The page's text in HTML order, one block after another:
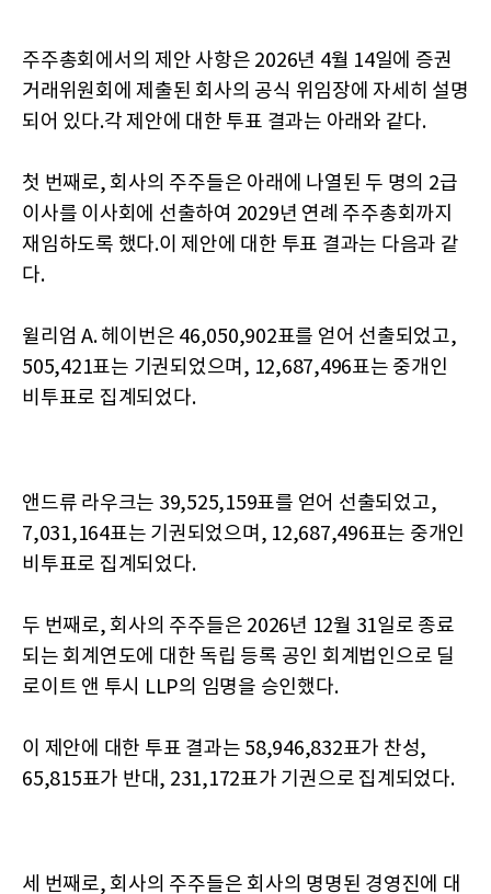
주주총회에서의 제안 사항은 2026년 4월 14일에 증권
거래위원회에 제출된 회사의 공식 위임장에 자세히 설명
되어 있다.각 제안에 대한 투표 결과는 아래와 같다.
첫 번째로, 회사의 주주들은 아래에 나열된 두 명의 2급
이사를 이사회에 선출하여 2029년 연례 주주총회까지
재임하도록 했다.이 제안에 대한 투표 결과는 다음과 같
다.
윌리엄 A. 헤이번은 46,050,902표를 얻어 선출되었고,
505,421표는 기권되었으며, 12,687,496표는 중개인
비투표로 집계되었다.
앤드류 라우크는 39,525,159표를 얻어 선출되었고,
7,031,164표는 기권되었으며, 12,687,496표는 중개인
비투표로 집계되었다.
두 번째로, 회사의 주주들은 2026년 12월 31일로 종료
되는 회계연도에 대한 독립 등록 공인 회계법인으로 딜
로이트 앤 투시 LLP의 임명을 승인했다.
이 제안에 대한 투표 결과는 58,946,832표가 찬성,
65,815표가 반대, 231,172표가 기권으로 집계되었다.
세 번째로, 회사의 주주들은 회사의 명명된 경영진에 대